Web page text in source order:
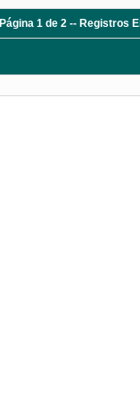
Página 1 de 2 -- Registros